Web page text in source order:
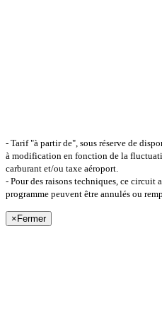
- Tarif "à partir de", sous réserve de
à modification en fonction de la
carburant et/ou taxe aéroport.
- Pour des raisons techniques, ce circuit
programme peuvent être annulés ou
× Fermer